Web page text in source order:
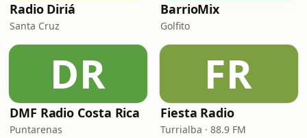
Radio Diriá
Santa Cruz
BarrioMix
Golfito
DR
DMF Radio Costa Rica
Puntarenas
FR
Fiesta Radio
Turrialba · 88.9 FM